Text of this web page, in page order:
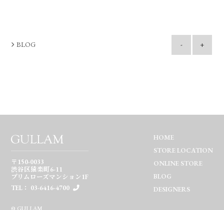
BLOG - +
〒150-0033
渋谷区猿楽町6-11
プリムローズマンション1F
TEL： 03-6416-4700
HOME
STORE LOCATION
ONLINE STORE
BLOG
DESIGNERS